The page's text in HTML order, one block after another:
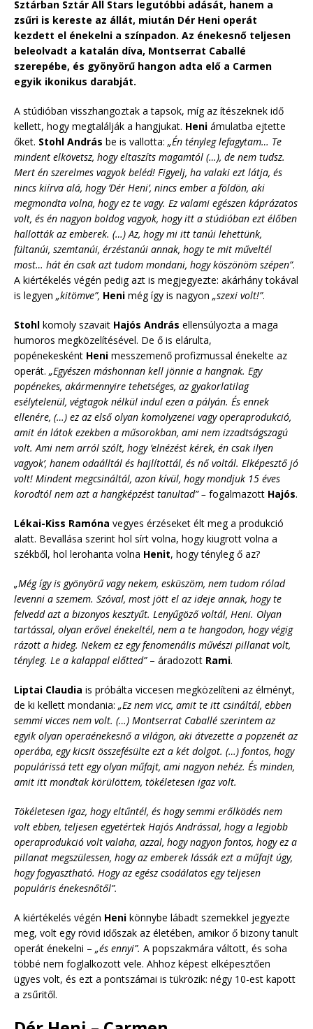
Sztárban Sztár All Stars legutóbbi adását, hanem a
zsűri is kereste az állát, miután Dér Heni operát
kezdett el énekelni a színpadon. Az énekesnő teljesen
beleolvadt a katalán díva, Montserrat Caballé
szerepébe, és gyönyörű hangon adta elő a Carmen
egyik ikonikus darabját.
A stúdióban visszhangoztak a tapsok, míg az ítészeknek idő
kellett, hogy megtalálják a hangjukat. Heni ámulatba ejtette
őket. Stohl András be is vallotta: „Én tényleg lefagytam… Te
mindent elkövetsz, hogy eltaszíts magamtól (…), de nem tudsz.
Mert én szerelmes vagyok beléd! Figyelj, ha valaki ezt látja, és
nincs kiírva alá, hogy ’Dér Heni’, nincs ember a földön, aki
megmondta volna, hogy ez te vagy. Ez valami egészen káprázatos
volt, és én nagyon boldog vagyok, hogy itt a stúdióban ezt élőben
hallották az emberek. (…) Az, hogy mi itt tanúi lehettünk,
fültanúi, szemtanúi, érzéstanúi annak, hogy te mit műveltél
most… hát én csak azt tudom mondani, hogy köszönöm szépen”.
A kiértékelés végén pedig azt is megjegyezte: akárhány tokával
is legyen „kitömve”, Heni még így is nagyon „szexi volt!”.
Stohl komoly szavait Hajós András ellensúlyozta a maga
humoros megközelítésével. De ő is elárulta,
popénekesként Heni messzemenő profizmussal énekelte az
operát. „Egyészen máshonnan kell jönnie a hangnak. Egy
popénekes, akármennyire tehetséges, az gyakorlatilag
esélytelenül, végtagok nélkül indul ezen a pályán. És ennek
ellenére, (…) ez az első olyan komolyzenei vagy operaprodukció,
amit én látok ezekben a műsorokban, ami nem izzadtságszagú
volt. Ami nem arról szólt, hogy ’elnézést kérek, én csak ilyen
vagyok’, hanem odaálltál és hajlítottál, és nő voltál. Elképesztő jó
volt! Mindent megcsináltál, azon kívül, hogy mondjuk 15 éves
korodtól nem azt a hangképzést tanultad” – fogalmazott Hajós.
Lékai-Kiss Ramóna vegyes érzéseket élt meg a produkció
alatt. Bevallása szerint hol sírt volna, hogy kiugrott volna a
székből, hol lerohanta volna Henit, hogy tényleg ő az?
„Még így is gyönyörű vagy nekem, esküszöm, nem tudom rólad
levenni a szemem. Szóval, most jött el az ideje annak, hogy te
felvedd azt a bizonyos kesztyűt. Lenyűgöző voltál, Heni. Olyan
tartással, olyan erővel énekeltél, nem a te hangodon, hogy végig
rázott a hideg. Nekem ez egy fenomenális művészi pillanat volt,
tényleg. Le a kalappal előtted”– áradozott Rami.
Liptai Claudia is próbálta viccesen megközelíteni az élményt,
de ki kellett mondania: „Ez nem vicc, amit te itt csináltál, ebben
semmi vicces nem volt. (…) Montserrat Caballé szerintem az
egyik olyan operaénekesnő a világon, aki átvezette a popzenét az
operába, egy kicsit összefésülte ezt a két dolgot. (…) fontos, hogy
populárissá tett egy olyan műfajt, ami nagyon nehéz. És minden,
amit itt mondtak körülöttem, tökéletesen igaz volt.
Tökéletesen igaz, hogy eltűntél, és hogy semmi erőlködés nem
volt ebben, teljesen egyetértek Hajós Andrással, hogy a legjobb
operaprodukció volt valaha, azzal, hogy nagyon fontos, hogy ez a
pillanat megszülessen, hogy az emberek lássák ezt a műfajt úgy,
hogy fogyasztható. Hogy az egész csodálatos egy teljesen
populáris énekesnőtől”.
A kiértékelés végén Heni könnybe lábadt szemekkel jegyezte
meg, volt egy rövid időszak az életében, amikor ő bizony tanult
operát énekelni – „és ennyi”. A popszakmára váltott, és soha
többé nem foglalkozott vele. Ahhoz képest elképesztően
ügyes volt, és ezt a pontszámai is tükrözik: négy 10-est kapott
a zsűritől.